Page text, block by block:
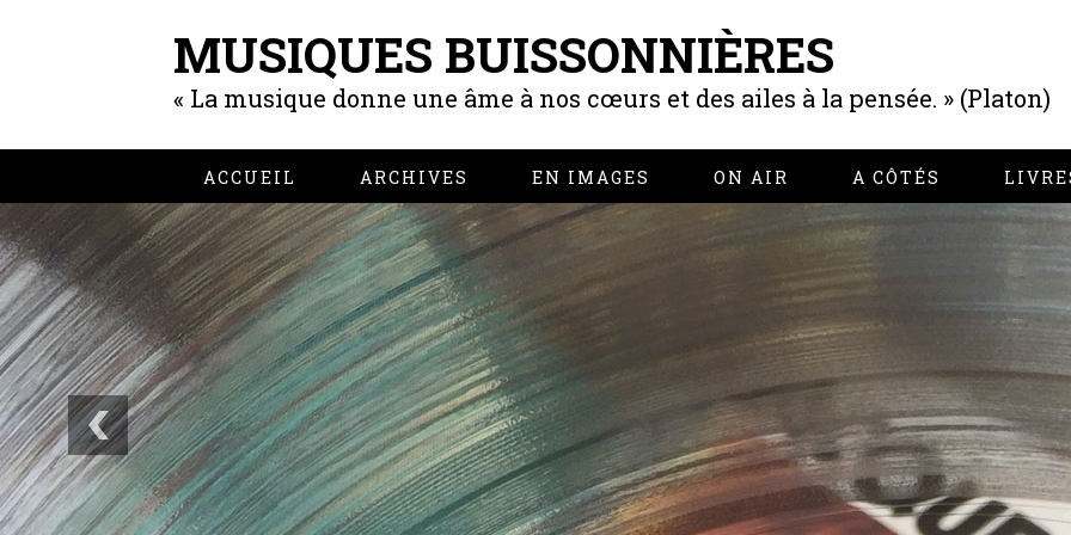
MUSIQUES BUISSONNIÈRES
« La musique donne une âme à nos cœurs et des ailes à la pensée. » (Platon)
ACCUEIL ARCHIVES EN IMAGES ON AIR A CÔTÉS